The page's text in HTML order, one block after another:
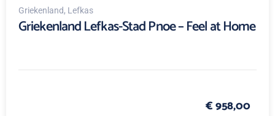
Griekenland, Lefkas
Griekenland Lefkas-Stad Pnoe – Feel at Home
€ 958,00